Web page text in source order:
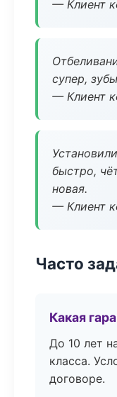
— Клиент
супер,
— Клиент
быстро,
новая.
— Клиент
Часто
Какая
До 10 лет
класса.
договоре.